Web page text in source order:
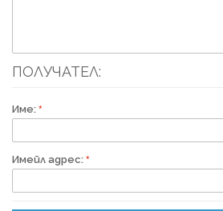
ПОЛУЧАТЕЛ:
Име:
Имейл адрес: